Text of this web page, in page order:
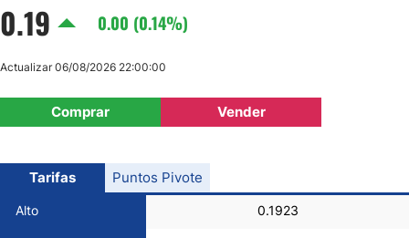
AUD/USD
0.19 0.00 (0.14%)
Comprar Vender
Actualizar 06/08/2026 22:00:00
Tarifas
Alto 0.1923
Puntos Pivote